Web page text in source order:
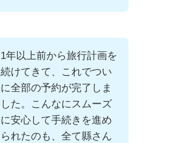
1年以上前から旅行計画を
続けてきて、これでつい
に全部の予約が完了しま
した。こんなにスムーズ
に安心して手続きを進め
られたのも、全て縣さん